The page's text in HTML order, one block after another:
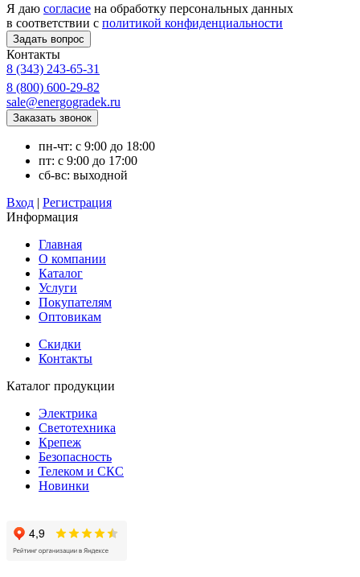
Я даю согласие на обработку персональных данных
в соответствии с политикой конфиденциальности
Контакты
8 (343) 243-65-31
8 (800) 600-29-82
sale@energogradek.ru
пн-чт: с 9:00 до 18:00
пт: с 9:00 до 17:00
сб-вс: выходной
Вход | Регистрация
Информация
Главная
О компании
Каталог
Услуги
Покупателям
Оптовикам
Скидки
Контакты
Каталог продукции
Электрика
Светотехника
Крепеж
Безопасность
Телеком и СКС
Новинки